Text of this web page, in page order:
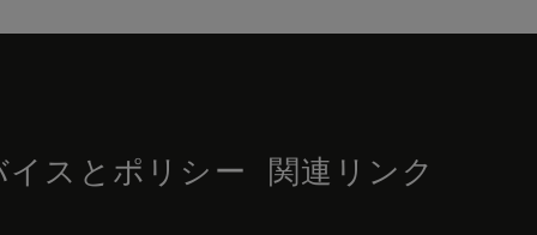
スとポリシー 関連リンク